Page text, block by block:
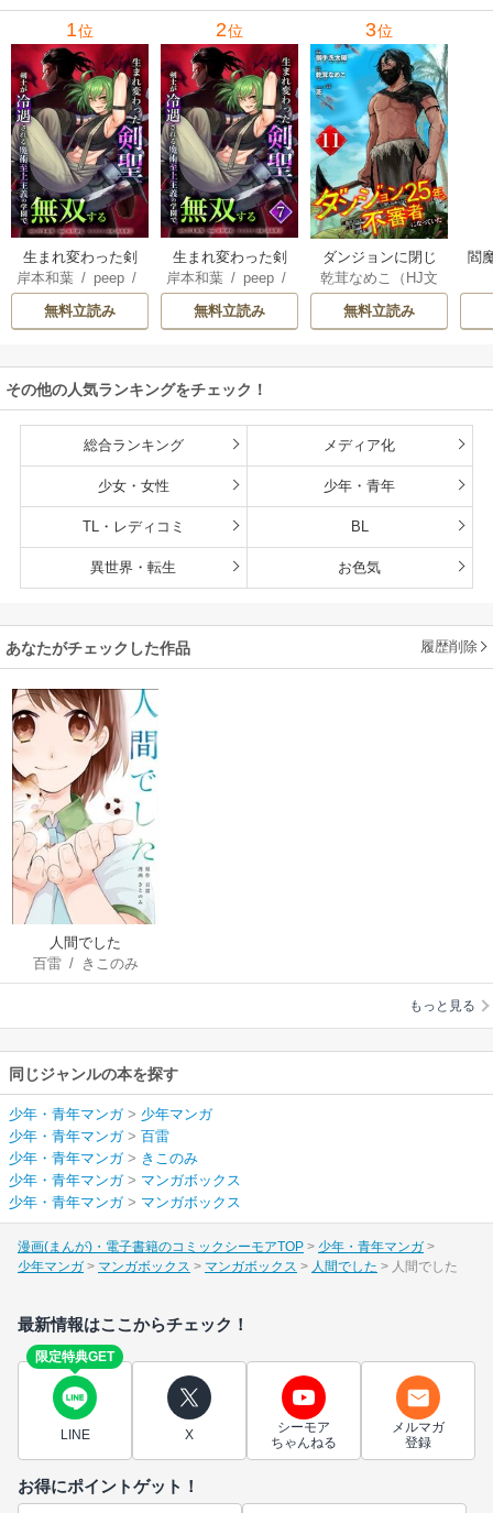
1位
生まれ変わった剣
聖、剣士が冷遇さ
れる魔術至上主義
の学園で無双する
岸本和葉/ peep/
染野静也/
/taskey STUDI
無料立読み
2位
生まれ変わった剣
聖、剣士が冷遇さ
れる魔術至上主義
の学園で無双する
岸本和葉/ peep/
染野静也/
/taskey STUDI
無料立読み
3位
ダンジョンに閉じ
込められて25年。
救出されたときに
は立派な不審者に
版】
乾茸なめこ（HJ文
庫／ホビージャパ
ン刊）/御手洗太
無料立読み
閻
その他の人気ランキングをチェック！
総合ランキング メディア化
少女・女性 少年・青年
TL・レディコミ BL
異世界・転生 お色気
あなたがチェックした作品 履歴削除
人間でした
百雷/ きこのみ
もっと見る
同じジャンルの本を探す
少年・青年マンガ> 少年マンガ
少年・青年マンガ> 百雷
少年・青年マンガ> きこのみ
少年・青年マンガ> マンガボックス
少年・青年マンガ> マンガボックス
漫画(まんが)・電子書籍のコミックシーモアTOP
少年・青年マンガ
少年マンガ
マンガボックス マンガボックス 人間でした 人間でした
最新情報はここからチェック！
限定特典GET
LINE X
シーモア
ちゃんねる
メルマガ
登録
お得にポイントゲット！